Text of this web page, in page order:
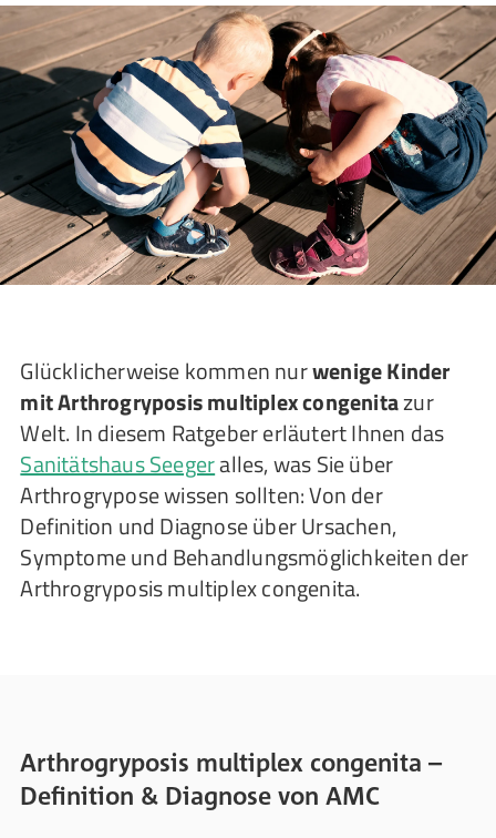
Glücklicherweise kommen nurwenige Kinder
mit Arthrogryposis multiplex congenitazur
Welt. In diesem Ratgeber erläutert Ihnen das
Sanitätshaus Seegeralles, was Sie über
Arthrogrypose wissen sollten: Von der
Definition und Diagnose über Ursachen,
Symptome und Behandlungsmöglichkeiten der
Arthrogryposis multiplex congenita.
Arthrogryposis multiplex congenita –
Definition & Diagnose von AMC